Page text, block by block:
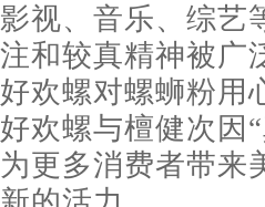
影视、音乐、综艺
注和较真精神被广
好欢螺对螺蛳粉用
好欢螺与檀健次因
为更多消费者带来